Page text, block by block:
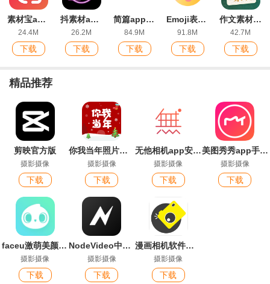
素材宝app安卓版
24.4M
下载
抖素材app安卓版
26.2M
下载
简篇app最新版
84.9M
下载
Emoji表情贴图下载安装
91.8M
下载
作文素材app安卓版
42.7M
下载
精品推荐
剪映官方版
摄影摄像
下载
你我当年照片修复软件
摄影摄像
下载
无他相机app安卓版
摄影摄像
下载
美图秀秀app手机版
摄影摄像
下载
faceu激萌美颜相机官方版
摄影摄像
下载
NodeVideo中文版最新版
摄影摄像
下载
漫画相机软件最新版
摄影摄像
下载